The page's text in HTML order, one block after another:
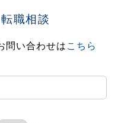
転職相談
問い合わせは こちら